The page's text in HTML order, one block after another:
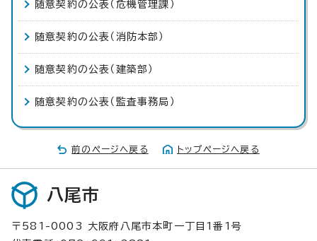
随意契約の公表（危機管理課）
随意契約の公表（消防本部）
随意契約の公表（建築部）
随意契約の公表（監査事務局）
前のページへ戻る トップページへ戻る
八尾市
〒581-0003 大阪府八尾市本町一丁目1番1号